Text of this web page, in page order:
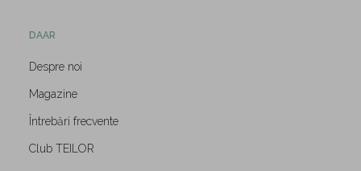
DAAR
Despre noi
Magazine
Întrebări frecvente
Club TEILOR